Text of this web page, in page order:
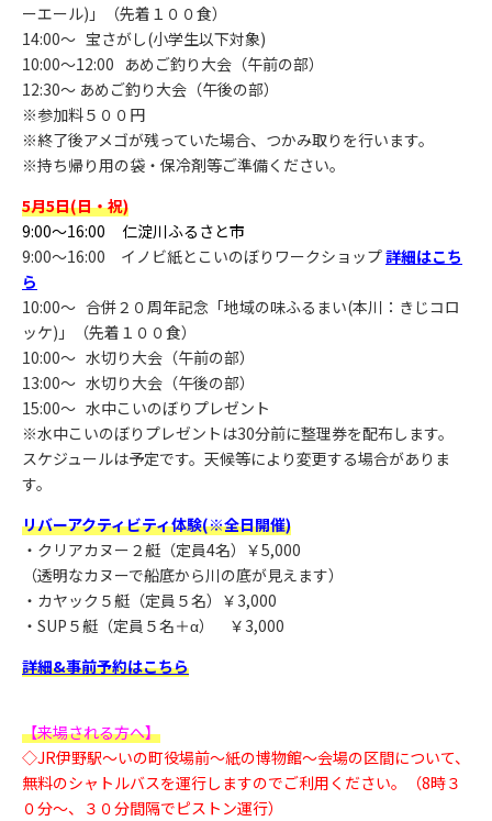
ーエール)」（先着１００食）
14:00～ 宝さがし(小学生以下対象)
10:00～12:00 あめご釣り大会（午前の部）
12:30～ あめご釣り大会（午後の部）
※参加料５００円
※終了後アメゴが残っていた場合、つかみ取りを行います。
※持ち帰り用の袋・保冷剤等ご準備ください。
5月5日(日・祝)
9:00～16:00 仁淀川ふるさと市
9:00～16:00 イノビ紙とこいのぼりワークショップ詳細はこち
ら
10:00～ 合併２０周年記念「地域の味ふるまい(本川：きじコロ
ッケ)」（先着１００食）
10:00～ 水切り大会（午前の部）
13:00～ 水切り大会（午後の部）
15:00～ 水中こいのぼりプレゼント
※水中こいのぼりプレゼントは30分前に整理券を配布します。
スケジュールは予定です。天候等により変更する場合がありま
す。
リバーアクティビティ体験(※全日開催)
・クリアカヌー２艇（定員4名）￥5,000
（透明なカヌーで船底から川の底が見えます）
・カヤック５艇（定員５名）￥3,000
・SUP５艇（定員５名＋α） ￥3,000
詳細&事前予約はこちら
【来場される方へ】
◇JR伊野駅～いの町役場前～紙の博物館～会場の区間について、
無料のシャトルバスを運行しますのでご利用ください。（8時３
０分～、３０分間隔でピストン運行）